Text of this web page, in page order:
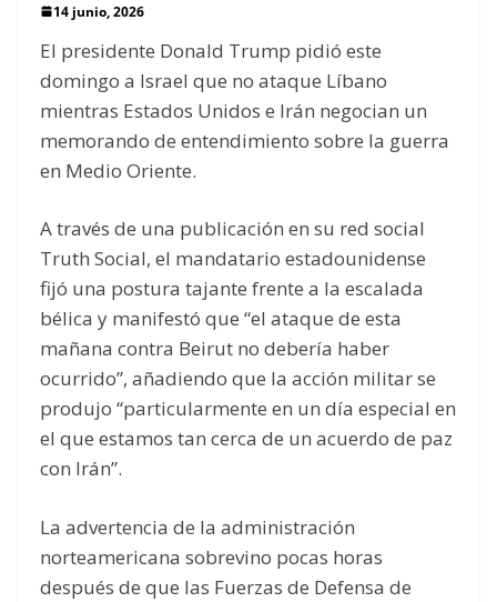
14 junio, 2026
El presidente Donald Trump pidió este
domingo a Israel que no ataque Líbano
mientras Estados Unidos e Irán negocian un
memorando de entendimiento sobre la guerra
en Medio Oriente.
A través de una publicación en su red social
Truth Social, el mandatario estadounidense
fijó una postura tajante frente a la escalada
bélica y manifestó que “el ataque de esta
mañana contra Beirut no debería haber
ocurrido”, añadiendo que la acción militar se
produjo “particularmente en un día especial en
el que estamos tan cerca de un acuerdo de paz
con Irán”.
La advertencia de la administración
norteamericana sobrevino pocas horas
después de que las Fuerzas de Defensa de